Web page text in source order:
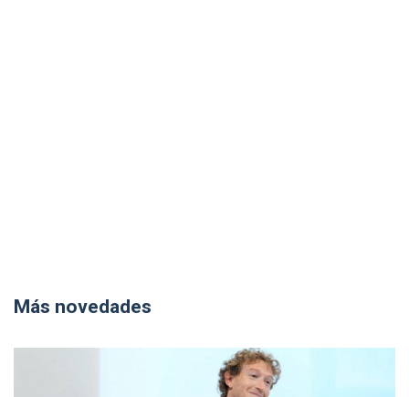
Más novedades